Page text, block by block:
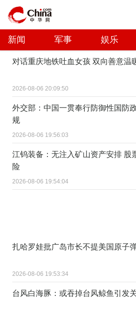
新闻 军事 娱乐
对话重庆地铁吐血女孩 双向善意温
2026-08-06 20:09:50
外交部：中国一贯奉行防御性国防
规
2026-08-06 19:56:03
江钨装备：无注入矿山资产安排 股
险
2026-08-06 19:54:04
扎哈罗娃批广岛市长不提美国原子
2026-08-06 19:53:34
台风白海豚：或吞掉台风鲸鱼引发